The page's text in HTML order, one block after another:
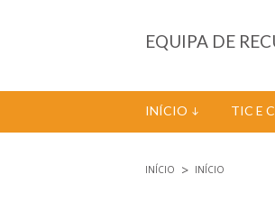
EQUIPA DE
INÍCIO TIC E
INÍCIO INÍCIO